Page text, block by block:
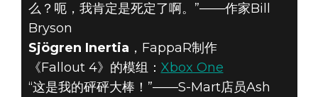
么？呃，我肯定是死定了啊。”——作家Bill
Bryson
Sjögren Inertia ，FappaR制作
《Fallout 4》的模组： Xbox One
“这是我的砰砰大棒！”——S-Mart店员Ash